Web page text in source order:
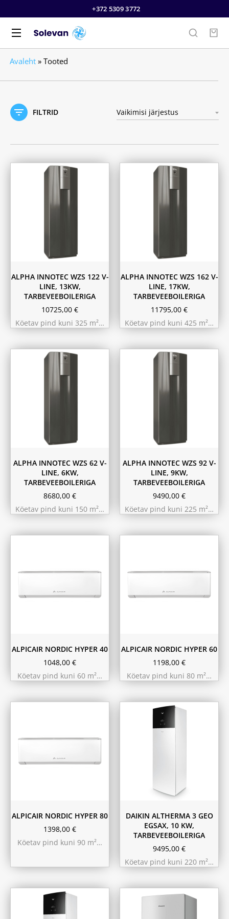
+372 5309 3772
Avaleht » Tooted
FILTRID
ALPHA INNOTEC WZS 122 V-
LINE, 13KW,
TARBEVEEBOILERIGA
10725,00 €
Köetav pind kuni 325 m²…
ALPHA INNOTEC WZS 162 V-
LINE, 17KW,
TARBEVEEBOILERIGA
11795,00 €
Köetav pind kuni 425 m²…
ALPHA INNOTEC WZS 62 V-
LINE, 6KW,
TARBEVEEBOILERIGA
8680,00 €
Köetav pind kuni 150 m²…
ALPHA INNOTEC WZS 92 V-
LINE, 9KW,
TARBEVEEBOILERIGA
9490,00 €
Köetav pind kuni 225 m²…
ALPICAIR NORDIC HYPER 40
1048,00 €
Köetav pind kuni 60 m²…
ALPICAIR NORDIC HYPER 60
1198,00 €
Köetav pind kuni 80 m²…
ALPICAIR NORDIC HYPER 80
1398,00 €
Köetav pind kuni 90 m²…
DAIKIN ALTHERMA 3 GEO
EGSAX, 10 KW,
TARBEVEEBOILERIGA
9495,00 €
Köetav pind kuni 220 m²…